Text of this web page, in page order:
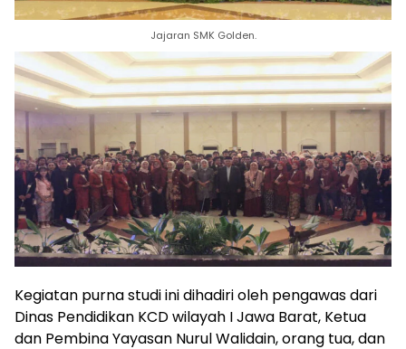
Jajaran SMK Golden.
Kegiatan purna studi ini dihadiri oleh pengawas dari
Dinas Pendidikan KCD wilayah I Jawa Barat, Ketua
dan Pembina Yayasan Nurul Walidain, orang tua, dan